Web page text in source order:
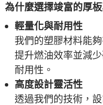
為什麼選擇竣富的厚
輕量化與耐用性
我們的塑膠材料能
提升燃油效率並減
耐用性。
高度設計靈活性
透過我們的技術，